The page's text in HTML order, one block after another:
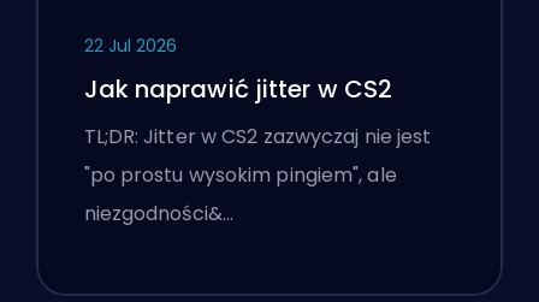
22 Jul 2026
Jak naprawić jitter w CS2
TL;DR: Jitter w CS2 zazwyczaj nie jest
"po prostu wysokim pingiem", ale
niezgodności&…